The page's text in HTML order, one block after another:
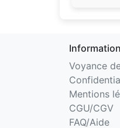
Voyance
Mentions
CGU/CGV
FAQ/Aide